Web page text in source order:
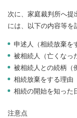
次に、家庭裁判所へ提
には、以下の内容等を
申述人（相続放棄を
被相続人（亡くなっ
被相続人との続柄（
相続放棄をする理由
相続の開始を知った
注意点